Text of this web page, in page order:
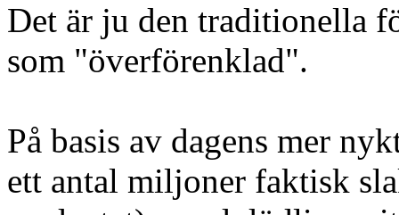
Det är ju den traditionella
som "överförenklad".
På basis av dagens mer
ett antal miljoner faktisk